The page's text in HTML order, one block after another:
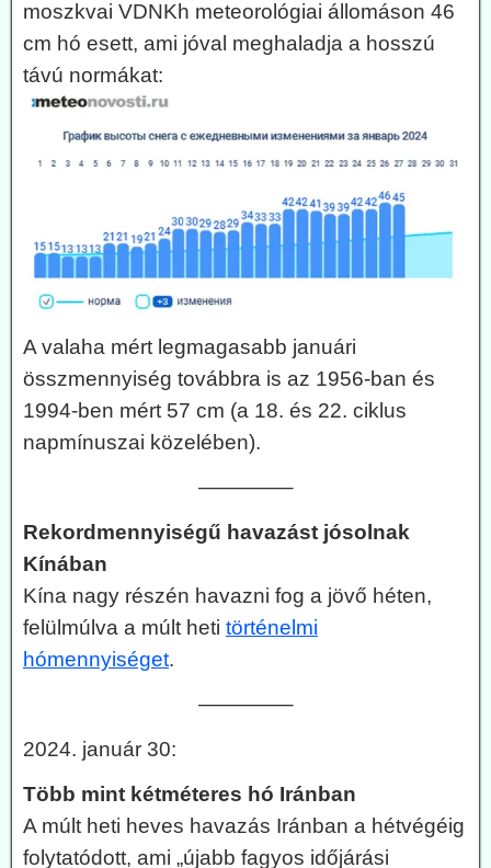
moszkvai VDNKh meteorológiai állomáson 46
cm hó esett, ami jóval meghaladja a hosszú
távú normákat:
A valaha mért legmagasabb januári
összmennyiség továbbra is az 1956-ban és
1994-ben mért 57 cm (a 18. és 22. ciklus
napmínuszai közelében).
————–
Rekordmennyiségű havazást jósolnak
Kínában
Kína nagy részén havazni fog a jövő héten,
felülmúlva a múlt heti történelmi
hómennyiséget.
————–
2024. január 30:
Több mint kétméteres hó Iránban
A múlt heti heves havazás Iránban a hétvégéig
folytatódott, ami „újabb fagyos időjárási